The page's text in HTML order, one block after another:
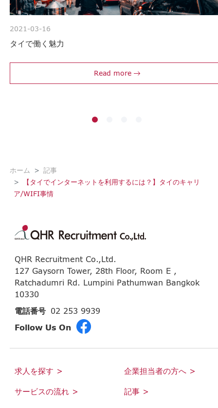
2021-03-16
タイで働く魅力
Read more
ホーム
記事
【タイでインターネットを利用するには？】タイのキャリ
ア/WIFI事情
QHR Recruitment Co.,Ltd.
127 Gaysorn Tower, 28th Floor, Room E ,
Ratchadumri Rd. Lumpini Pathumwan Bangkok
10330
電話番号 02 253 9939
Follow Us On
求人を探す > 企業担当者の方へ >
サービスの流れ > 記事 >